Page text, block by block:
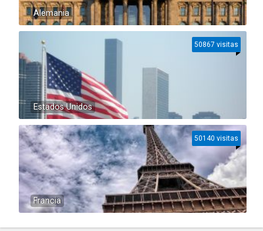
Alemania
Estados Unidos
50867 visitas
Francia
50140 visitas